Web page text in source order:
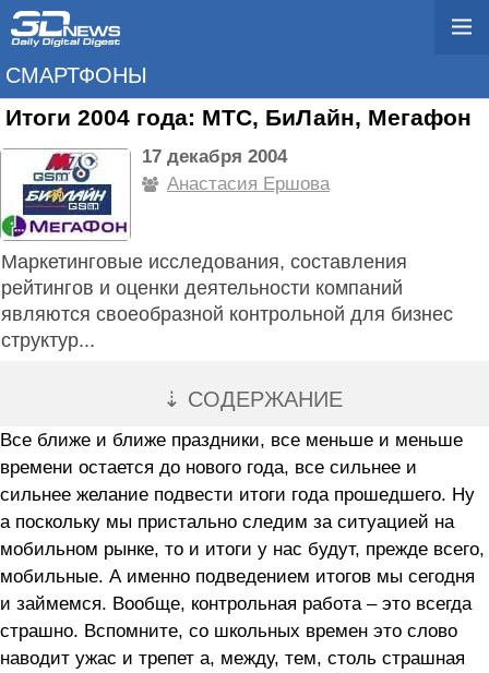
СМАРТФОНЫ
Итоги 2004 года: МТС, БиЛайн, Мегафон
17 декабря 2004
Анастасия Ершова
Маркетинговые исследования, составления
рейтингов и оценки деятельности компаний
являются своеобразной контрольной для бизнес
структур...
⇣ СОДЕРЖАНИЕ
Все ближе и ближе праздники, все меньше и меньше
времени остается до нового года, все сильнее и
сильнее желание подвести итоги года прошедшего. Ну
а поскольку мы пристально следим за ситуацией на
мобильном рынке, то и итоги у нас будут, прежде всего,
мобильные. А именно подведением итогов мы сегодня
и займемся. Вообще, контрольная работа – это всегда
страшно. Вспомните, со школьных времен это слово
наводит ужас и трепет а, между, тем, столь страшная